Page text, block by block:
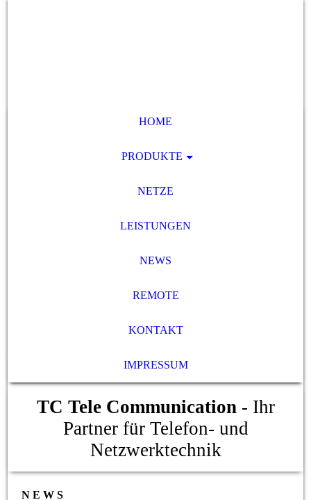
HOME
PRODUKTE
NETZE
LEISTUNGEN
NEWS
REMOTE
KONTAKT
IMPRESSUM
TC Tele Communication - Ihr
Partner für Telefon- und
Netzwerktechnik
N E W S